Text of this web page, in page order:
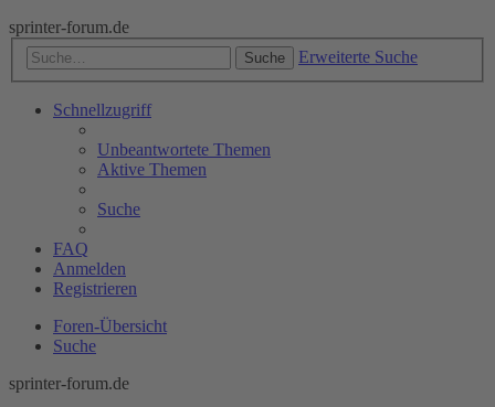
sprinter-forum.de
Suche Erweiterte Suche
Schnellzugriff
Unbeantwortete Themen
Aktive Themen
Suche
FAQ
Anmelden
Registrieren
Foren-Übersicht
Suche
sprinter-forum.de